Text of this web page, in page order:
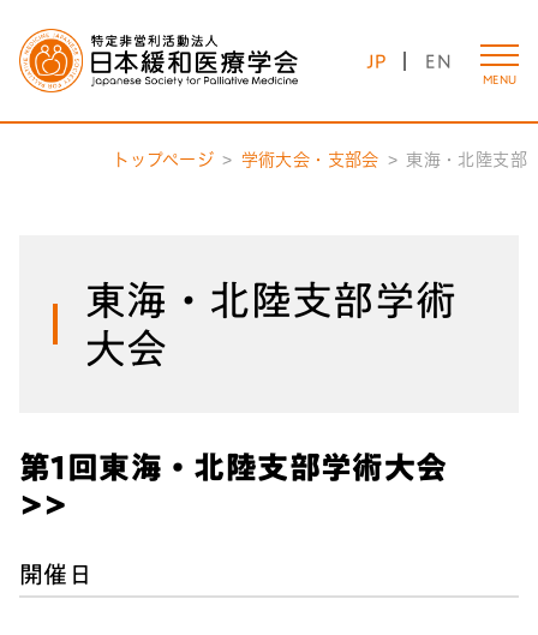
JP EN
MENU
トップページ 学術大会・支部会 東海・北陸支部
東海・北陸支部学術
大会
第1回東海・北陸支部学術大会
>>
開催日